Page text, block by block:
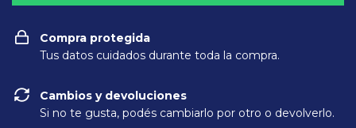
Compra protegida
Tus datos cuidados durante toda la compra.
Cambios y devoluciones
Si no te gusta, podés cambiarlo por otro o devolverlo.